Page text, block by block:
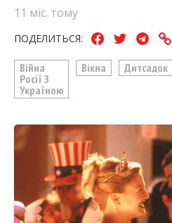
11 міс. тому
ПОДЕЛИТЬСЯ:
Війна
Росії З
Україною
Вікна Дитсадок